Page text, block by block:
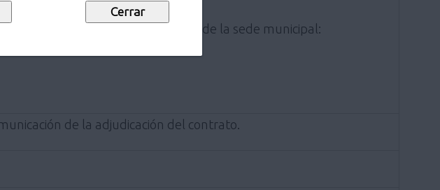
a través del Registro electrónico de la sede municipal:
de la adjudicación del contrato.